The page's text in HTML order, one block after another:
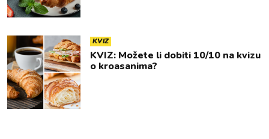
KVIZ
KVIZ: Možete li dobiti 10/10 na kvizu
o kroasanima?